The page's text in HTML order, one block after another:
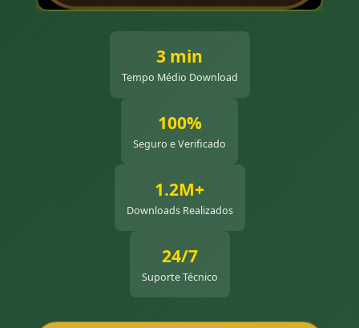
3 min
Tempo Médio Download
100%
Seguro e Verificado
1.2M+
Downloads Realizados
24/7
Suporte Técnico